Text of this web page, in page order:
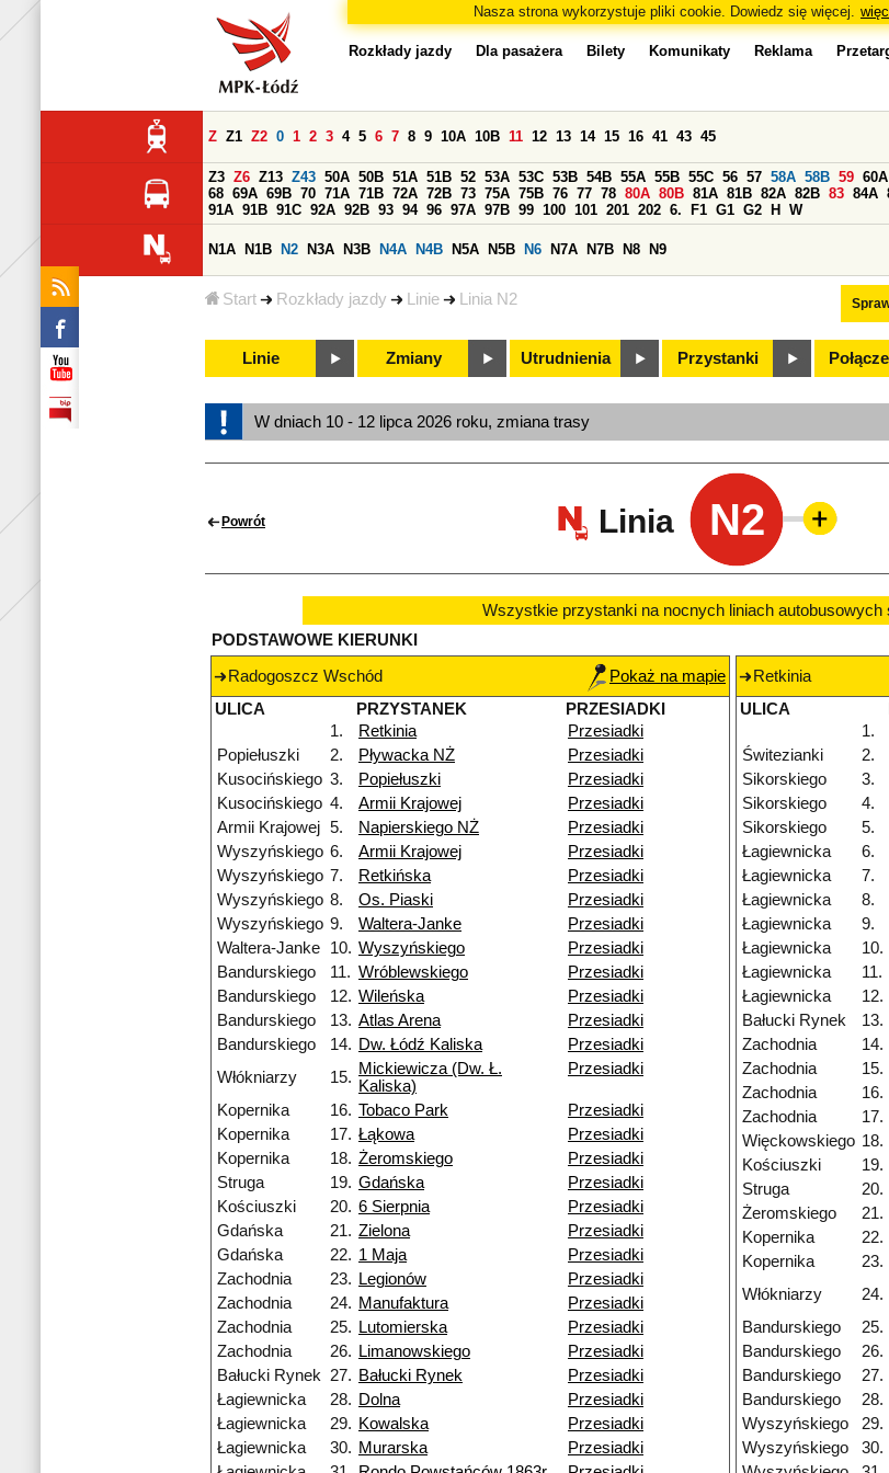
Nasza strona wykorzystuje pliki cookie. Dowiedz się więcej.
Start Rozkłady jazdy Linie Linia N2
Rozkłady jazdy Dla pasażera Bilety Komunikaty Reklama
Z Z1 Z2 0 1 2 3 4 5 6 7 8 9 10A 10B 11 12 13 14 15 16 41 43 45
Z3 Z6 Z13 Z43 50A 50B 51A 51B 52 53A 53C 53B 54B 55A 55B 55C 56 57 58A 58B 59 60A
68 69A 69B 70 71A 71B 72A 72B 73 75A 75B 76 77 78 80A 80B 81A 81B 82A 82B 83 84A
91A 91B 91C 92A 92B 93 94 96 97A 97B 99 100 101 201 202 6. F1 G1 G2 H W
N1A N1B N2 N3A N3B N4A N4B N5A N5B N6 N7A N7B N8 N9
Linie Zmiany Utrudnienia Przystanki
W dniach 10 - 12 lipca 2026 roku, zmiana trasy
Powrót Linia N2
Wszystkie przystanki na nocnych liniach autobusowych
PODSTAWOWE KIERUNKI
Radogoszcz Wschód
Pokaż na mapie
ULICA
PRZYSTANEK
PRZESIADKI
1.
Retkinia
Przesiadki
Popiełuszki
2. Pływacka NŻ
Przesiadki
Kusocińskiego 3. Popiełuszki
Przesiadki
Kusocińskiego 4. Armii Krajowej
Przesiadki
Armii Krajowej 5. Napierskiego NŻ
Przesiadki
Wyszyńskiego 6. Armii Krajowej
Przesiadki
Wyszyńskiego 7. Retkińska
Przesiadki
Wyszyńskiego 8. Os. Piaski
Przesiadki
Wyszyńskiego 9. Waltera-Janke
Przesiadki
Waltera-Janke
10. Wyszyńskiego
Przesiadki
Bandurskiego
11. Wróblewskiego
Przesiadki
Bandurskiego
12. Wileńska
Przesiadki
Bandurskiego
13. Atlas Arena
Przesiadki
Bandurskiego
14. Dw. Łódź Kaliska
Przesiadki
Włókniarzy
15. Mickiewicza (Dw. Ł.
Kaliska)
Przesiadki
Kopernika 16. Tobaco Park
Przesiadki
Kopernika
17. Łąkowa
Przesiadki
Kopernika
18. Żeromskiego
Przesiadki
Struga
19. Gdańska
Przesiadki
Kościuszki
20. 6 Sierpnia
Przesiadki
Gdańska
21. Zielona
Przesiadki
Gdańska
22. 1 Maja
Przesiadki
Zachodnia
23. Legionów
Przesiadki
Zachodnia
24. Manufaktura
Przesiadki
Zachodnia
25. Lutomierska
Przesiadki
Zachodnia
26. Limanowskiego
Przesiadki
Bałucki Rynek
27. Bałucki Rynek
Przesiadki
Łagiewnicka
28. Dolna
Przesiadki
Łagiewnicka
29. Kowalska
Przesiadki
Łagiewnicka
30. Murarska
Przesiadki
Retkinia
ULICA
1.
Świtezianki
2.
Sikorskiego
3.
Sikorskiego
4.
Sikorskiego
5.
Łagiewnicka
6.
Łagiewnicka
7.
Łagiewnicka
8.
Łagiewnicka
9.
Łagiewnicka
10.
Łagiewnicka
11.
Łagiewnicka
12.
Bałucki Rynek
13.
Zachodnia
14.
Zachodnia
15.
Zachodnia
16.
Zachodnia
17.
Więckowskiego 18.
Kościuszki
19.
Struga
20.
Żeromskiego
21.
Kopernika
22.
Kopernika
23.
Włókniarzy
24.
Bandurskiego 25.
Bandurskiego
26.
Bandurskiego
27.
Bandurskiego
28.
Wyszyńskiego
29.
Wyszyńskiego
30.